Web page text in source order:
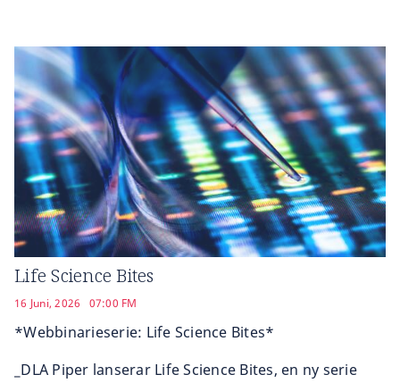
Life Science Bites
16 Juni, 2026 07:00 FM
*Webbinarieserie: Life Science Bites*
_DLA Piper lanserar Life Science Bites, en ny serie